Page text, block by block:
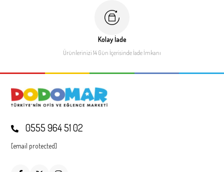
Kolay İade
Ürünlerinizi 14 Gün İçerisinde İade İmkanı
0555 964 51 02
[email protected]